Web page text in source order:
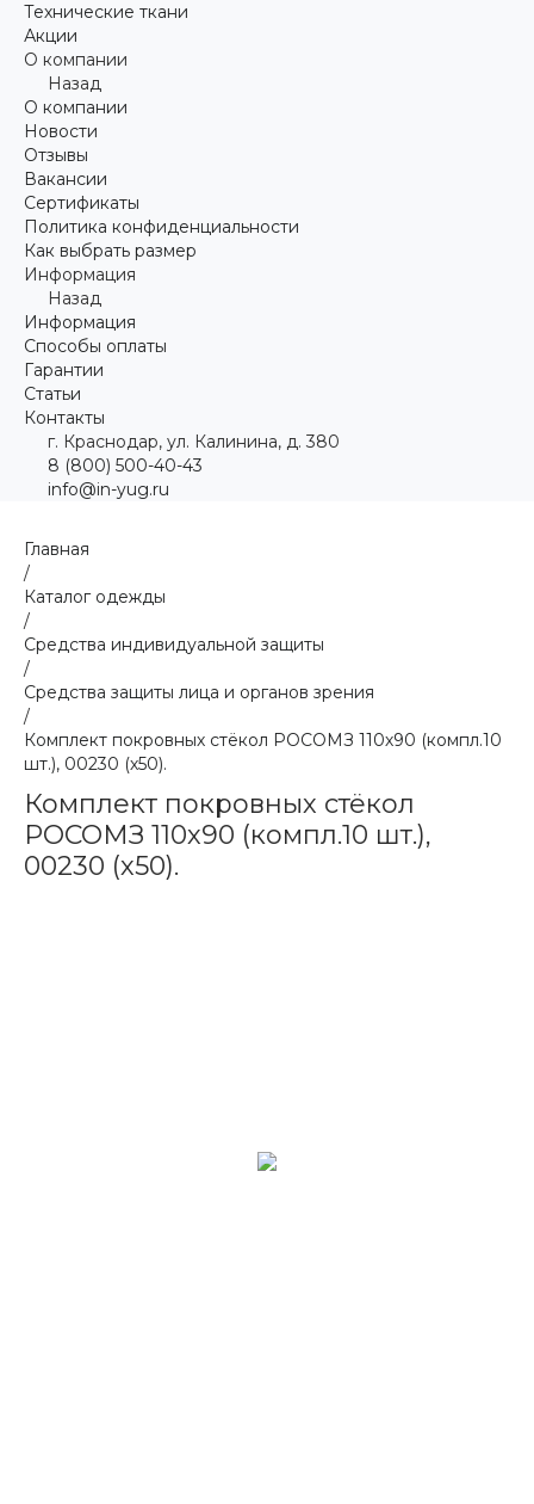
Технические ткани
Акции
О компании
Назад
О компании
Новости
Отзывы
Вакансии
Сертификаты
Политика конфиденциальности
Как выбрать размер
Информация
Назад
Информация
Способы оплаты
Гарантии
Статьи
Контакты
г. Краснодар, ул. Калинина, д. 380
8 (800) 500-40-43
info@in-yug.ru
Главная
/
Каталог одежды
/
Средства индивидуальной защиты
/
Средства защиты лица и органов зрения
/
Комплект покровных стёкол РОСОМЗ 110х90 (компл.10
шт.), 00230 (х50).
Комплект покровных стёкол
РОСОМЗ 110х90 (компл.10 шт.),
00230 (х50).